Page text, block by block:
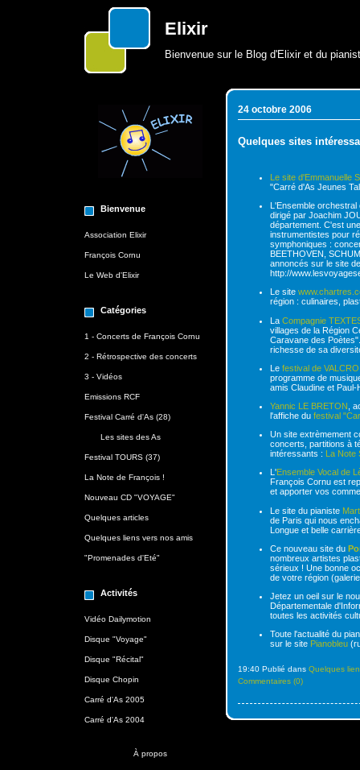
Elixir
Bienvenue sur le Blog d'Elixir et du
Bienvenue
Association Elixir
François Cornu
Le Web d'Elixir
Catégories
1 - Concerts de François Cornu
2 - Rétrospective des concerts
3 - Vidéos
Emissions RCF
Festival Carré d'As (28)
Les sites des As
Festival TOURS (37)
La Note de François !
Nouveau CD "VOYAGE"
Quelques articles
Quelques liens vers nos amis
"Promenades d'Eté"
Activités
Vidéo Dailymotion
Disque "Voyage"
Disque "Récital"
Disque Chopin
Carré d'As 2005
Carré d'As 2004
À propos
24 octobre 2006
Quelques sites
Le site d'Emmanuelle
"Carré d'As Jeunes
L'Ensemble
dirigé par Joachim
département. C'est
instrumentistes pour
symphoniques :
BEETHOVEN,
annoncés sur le
http://
Le site
région : culinaires,
La Compagnie
villages de la Région
Caravane des
richesse de sa
Le festival de
programme de
amis Claudine et
Yannic LE BRETON ,
l'affiche du festival
Un site extrèmement
concerts, partitions à
intéressants : La Note
L'Ensemble Vocal de
François Cornu est
et apporter vos
Le site du pianiste
de Paris qui nous
Longue et belle
Ce nouveau site du
nombreux artistes
sérieux ! Une bonne
de votre région
Jetez un oeil sur le
Départementale
toutes les activités
Toute l'actualité du
sur le site Pianobleu
19:40 Publié dans Quelques
Commentaires (0)